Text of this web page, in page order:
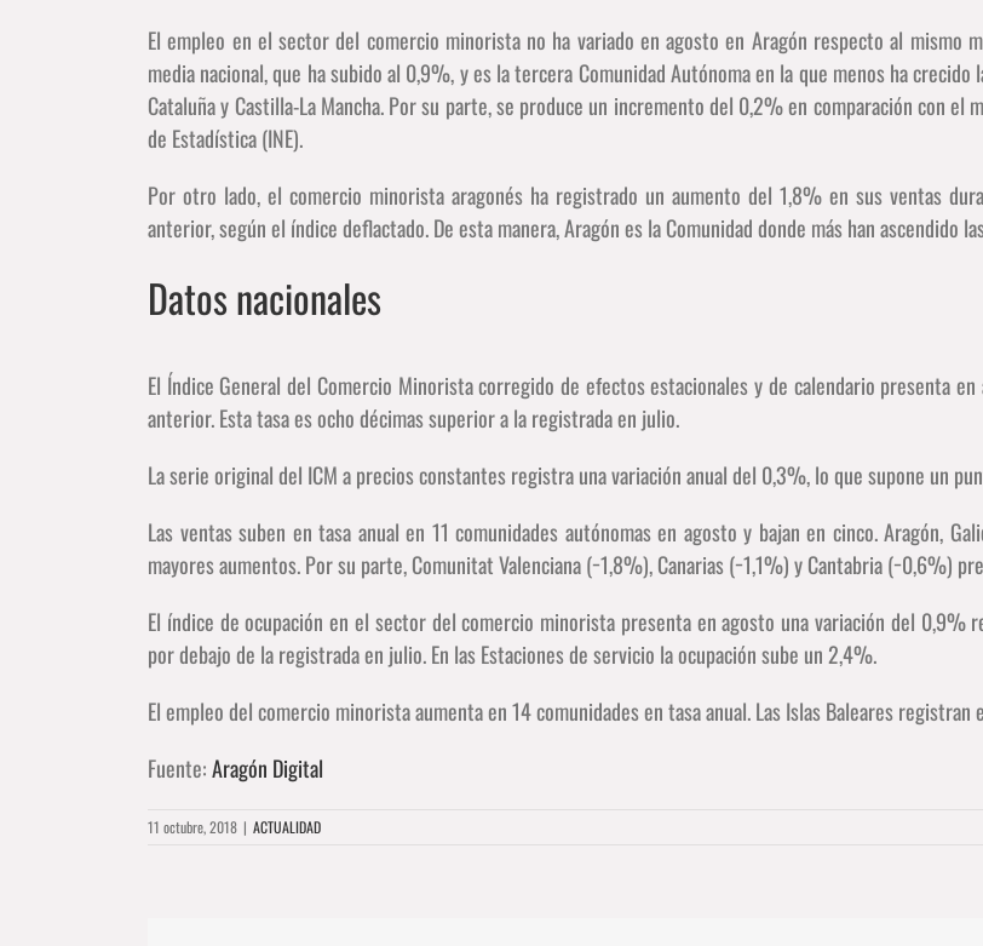
El empleo en el sector del comercio minorista no ha variado en agosto en Aragón respecto al mismo
media nacional, que ha subido al 0,9%, y es la tercera Comunidad Autónoma en la que menos ha
Cataluña y Castilla-La Mancha. Por su parte, se produce un incremento del 0,2% en comparación con
de Estadística (INE).
Por otro lado, el comercio minorista aragonés ha registrado un aumento del 1,8% en sus ventas
anterior, según el índice deflactado. De esta manera, Aragón es la Comunidad donde más han ascendido
Datos nacionales
El Índice General del Comercio Minorista corregido de efectos estacionales y de calendario presenta
anterior. Esta tasa es ocho décimas superior a la registrada en julio.
La serie original del ICM a precios constantes registra una variación anual del 0,3%, lo que supone un
Las ventas suben en tasa anual en 11 comunidades autónomas en agosto y bajan en cinco. Aragón,
mayores aumentos. Por su parte, Comunitat Valenciana (−1,8%), Canarias (−1,1%) y Cantabria (−0,6%)
El índice de ocupación en el sector del comercio minorista presenta en agosto una variación del 0,9%
por debajo de la registrada en julio. En las Estaciones de servicio la ocupación sube un 2,4%.
El empleo del comercio minorista aumenta en 14 comunidades en tasa anual. Las Islas Baleares
Fuente:Aragón Digital
11 octubre, 2018 | ACTUALIDAD